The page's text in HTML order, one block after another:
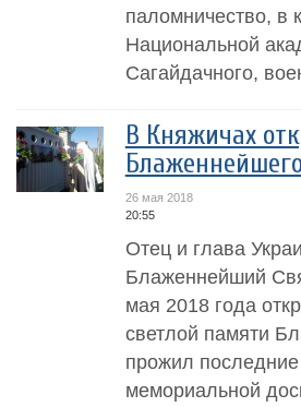
паломничество, в
Национальной
Сагайдачного,
В Княжичах
26 мая 2018
20:55
Отец и глава
Блаженнейший
мая 2018 года
светлой памяти
прожил
мемориальной